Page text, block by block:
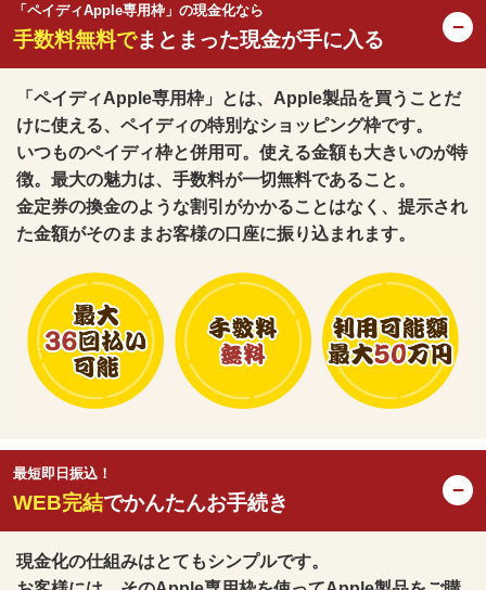
「ペイディApple専用枠」の現金化なら
手数料無料でまとまった現金が手に入る
−
「ペイディApple専用枠」とは、Apple製品を買うことだ
けに使える、ペイディの特別なショッピング枠です。
いつものペイディ枠と併用可。使える金額も大きいのが特
徴。最大の魅力は、手数料が一切無料であること。
金定券の換金のような割引がかかることはなく、提示され
た金額がそのままお客様の口座に振り込まれます。
最短即日振込！
WEB完結でかんたんお手続き
−
現金化の仕組みはとてもシンプルです。